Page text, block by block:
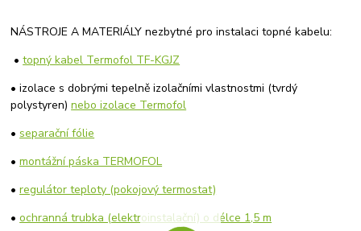
NÁSTROJE A MATERIÁLY nezbytné pro instalaci topné kabelu:
•topný kabel Termofol TF-KGJZ
• izolace s dobrými tepelně izolačními vlastnostmi (tvrdý
polystyren)nebo izolace Termofol
• separační fólie
•montážní páska TERMOFOL
•regulátor teploty (pokojový termostat)
•ochranná trubka (elektroinstalační) o délce 1,5 m